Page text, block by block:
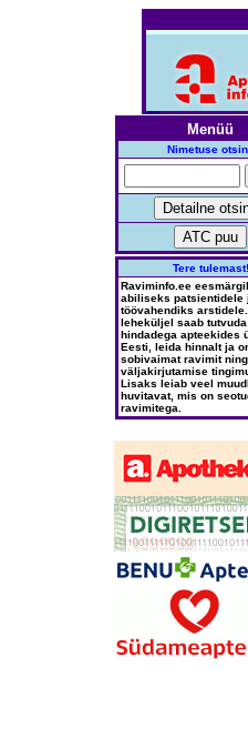
Menüü
Nimetuse
Tere tulemast!
Raviminfo.ee
abiliseks patsientidele
töövahendiks
leheküljel saab
hindadega apteekides
Eesti, leida hinnalt ja
sobivaimat ravimit
väljakirjutamise
Lisaks leiab veel
huvitavat, mis on
ravimitega.